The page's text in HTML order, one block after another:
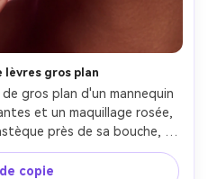
gros plan
gros plan d'un mannequin
et un maquillage rosée,
près de sa bouche,
sur le bout des doigts,
pâle, éclairage softbox
copie